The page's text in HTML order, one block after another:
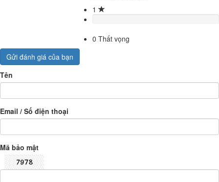
1
0 Thất vọng
Gửi đánh giá của bạn
Tên
Email / Số điện thoại
Mã bảo mật